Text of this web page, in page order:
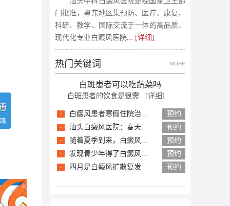
门批准，粤东地区集预防、医疗、康复、
科研、教学、国际交流于一体的高品质、
现代化专业白癜风医院... [详细]
热门关键词 MORE
白斑患者可以吃蔬菜吗
白斑患者的饮食是很需... [详细]
· 白癜风患者寒假住院治... 预约
· 汕头白癜风医院：春天... 预约
· 随着夏季到来，白癜风... 预约
· 发现青少年得了白癜风... 预约
· 四月是白癜风扩散复发... 预约